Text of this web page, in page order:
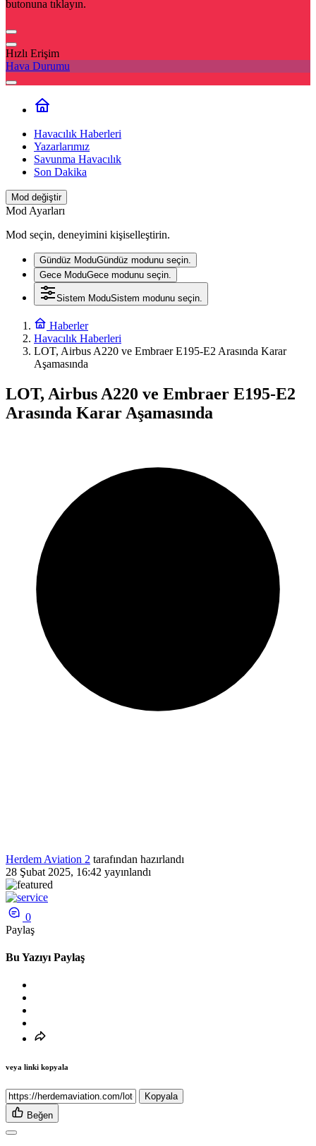
butonuna tıklayın.
Hızlı Erişim
Hava Durumu
Havacılık Haberleri
Yazarlarımız
Savunma Havacılık
Son Dakika
Mod değiştir
Mod Ayarları
Mod seçin, deneyimini kişiselleştirin.
Gündüz ModuGündüz modunu seçin.
Gece ModuGece modunu seçin.
Sistem ModuSistem modunu seçin.
Haberler
Havacılık Haberleri
LOT, Airbus A220 ve Embraer E195-E2 Arasında Karar
Aşamasında
LOT, Airbus A220 ve Embraer E195-E2
Arasında Karar Aşamasında
Herdem Aviation 2 tarafından hazırlandı
28 Şubat 2025, 16:42 yayınlandı
0
Paylaş
Bu Yazıyı Paylaş
veya linki kopyala
Kopyala
Beğen